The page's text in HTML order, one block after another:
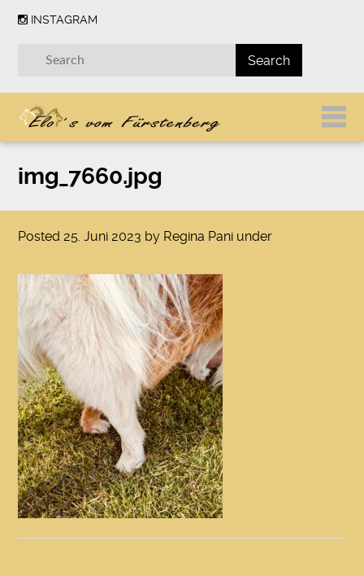
INSTAGRAM
img_7660.jpg
Posted 25. Juni 2023 by Regina Pani under